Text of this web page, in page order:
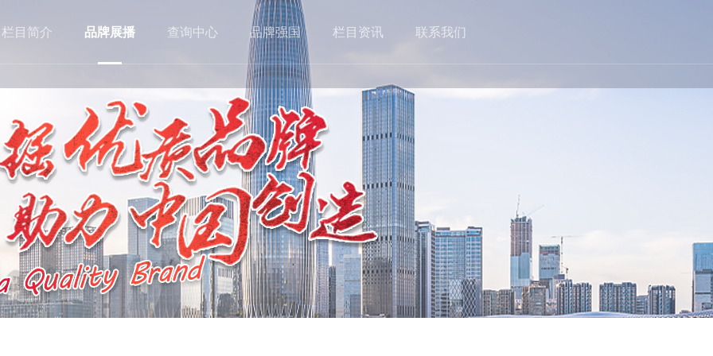
栏目简介 品牌展播 查询中心 品牌强国 栏目资讯 联系我们